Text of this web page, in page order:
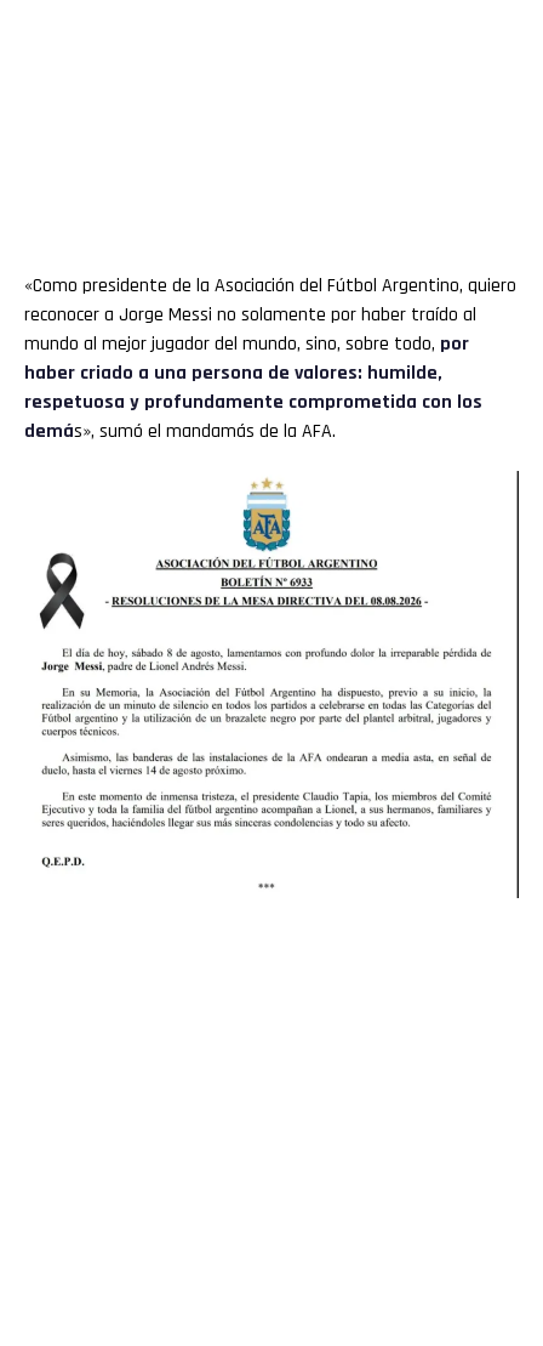
«Como presidente de la Asociación del Fútbol Argentino, quiero
reconocer a Jorge Messi no solamente por haber traído al
mundo al mejor jugador del mundo, sino, sobre todo, por
haber criado a una persona de valores: humilde,
respetuosa y profundamente comprometida con los
demás», sumó el mandamás de la AFA.